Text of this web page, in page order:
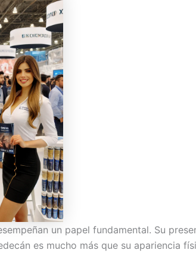
un papel fundamental. Su
es mucho más que su apariencia